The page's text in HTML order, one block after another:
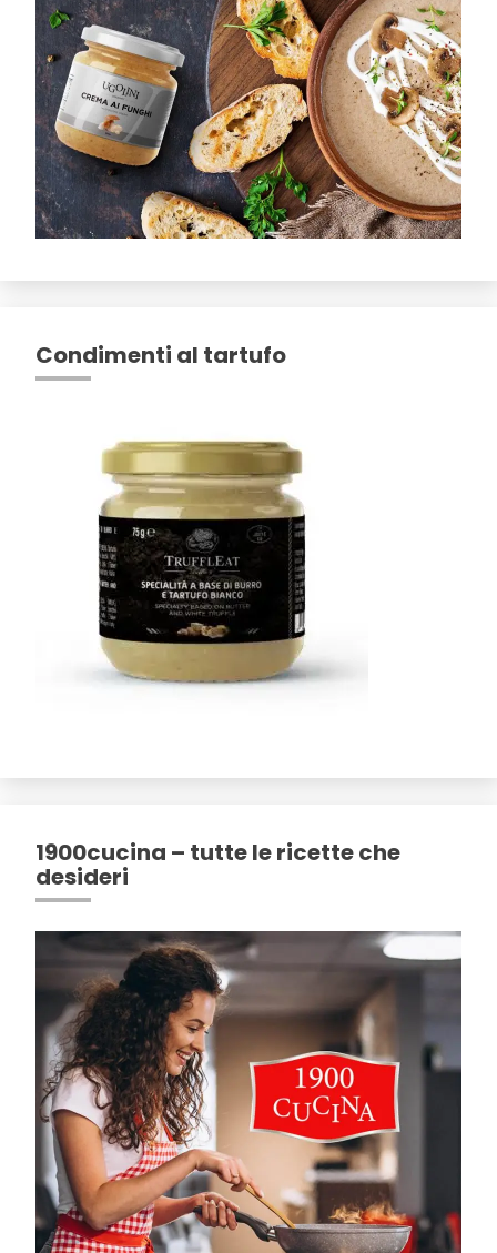
Condimenti al tartufo
1900cucina – tutte le ricette che
desideri